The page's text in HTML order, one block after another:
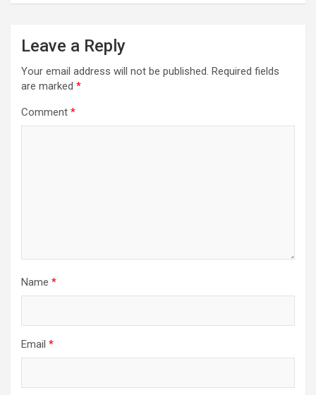
Leave a Reply
Your email address will not be published. Required fields
are marked *
Comment *
Name *
Email *